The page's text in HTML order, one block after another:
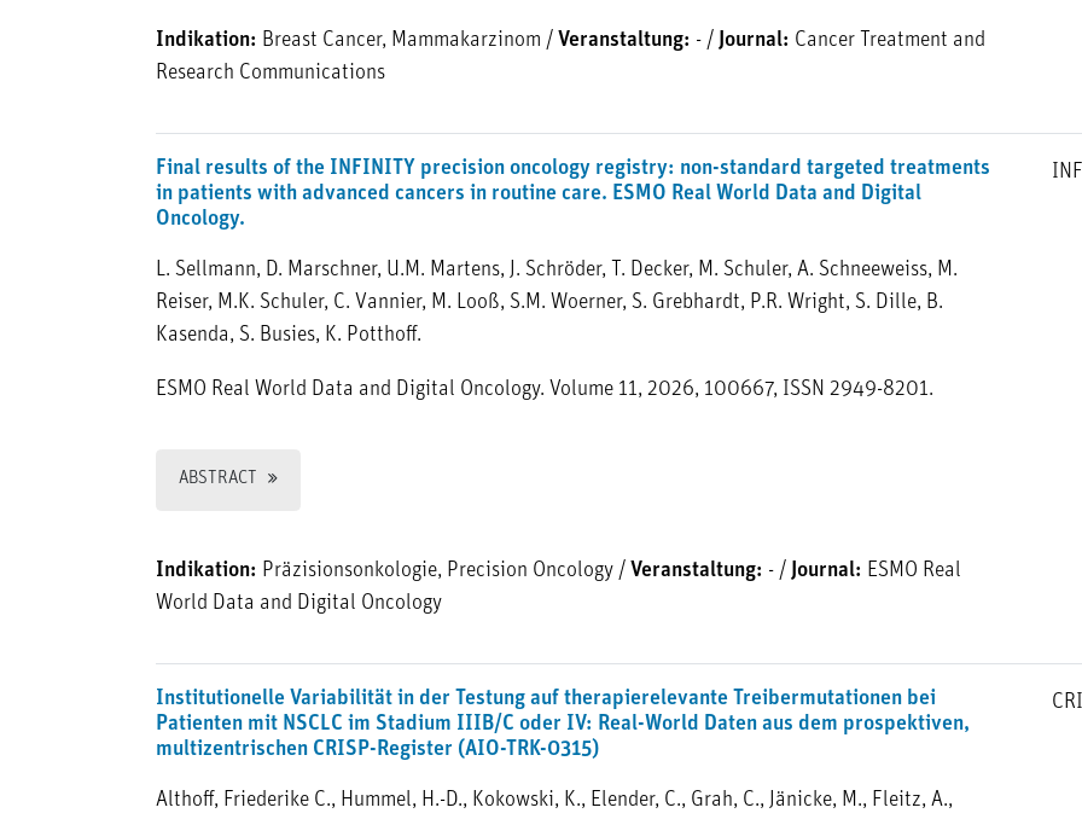
Indikation: Breast Cancer, Mammakarzinom / Veranstaltung: - / Journal: Cancer Treatment and
Research Communications
Final results of the INFINITY precision oncology registry: non-standard targeted treatments
in patients with advanced cancers in routine care. ESMO Real World Data and Digital
Oncology.
L. Sellmann, D. Marschner, U.M. Martens, J. Schröder, T. Decker, M. Schuler, A. Schneeweiss, M.
Reiser, M.K. Schuler, C. Vannier, M. Looß, S.M. Woerner, S. Grebhardt, P.R. Wright, S. Dille, B.
Kasenda, S. Busies, K. Potthoff.
ESMO Real World Data and Digital Oncology. Volume 11, 2026, 100667, ISSN 2949-8201.
ABSTRACT
Indikation: Präzisionsonkologie, Precision Oncology / Veranstaltung: - / Journal: ESMO Real
World Data and Digital Oncology
Institutionelle Variabilität in der Testung auf therapierelevante Treibermutationen bei
Patienten mit NSCLC im Stadium IIIB/C oder IV: Real-World Daten aus dem prospektiven,
multizentrischen CRISP-Register (AIO-TRK-0315)
Althoff, Friederike C., Hummel, H.-D., Kokowski, K., Elender, C., Grah, C., Jänicke, M., Fleitz, A.,